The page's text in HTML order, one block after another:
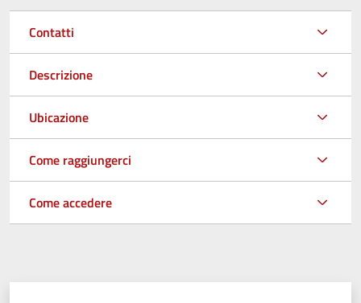
Contatti
Descrizione
Ubicazione
Come raggiungerci
Come accedere